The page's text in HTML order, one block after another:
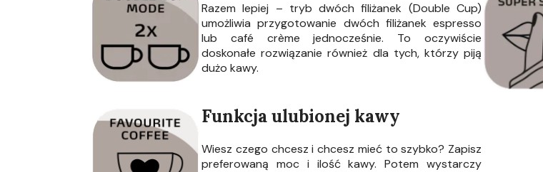
Razem lepiej – tryb dwóch filiżanek (Double Cup)
umożliwia przygotowanie dwóch filiżanek espresso
lub café crème jednocześnie. To oczywiście
doskonałe rozwiązanie również dla tych, którzy piją
dużo kawy.
Funkcja ulubionej kawy
Wiesz czego chcesz i chcesz mieć to szybko? Zapisz
preferowaną moc i ilość kawy. Potem wystarczy